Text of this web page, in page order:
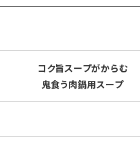
コク旨スープがからむ
鬼食う肉鍋用スープ